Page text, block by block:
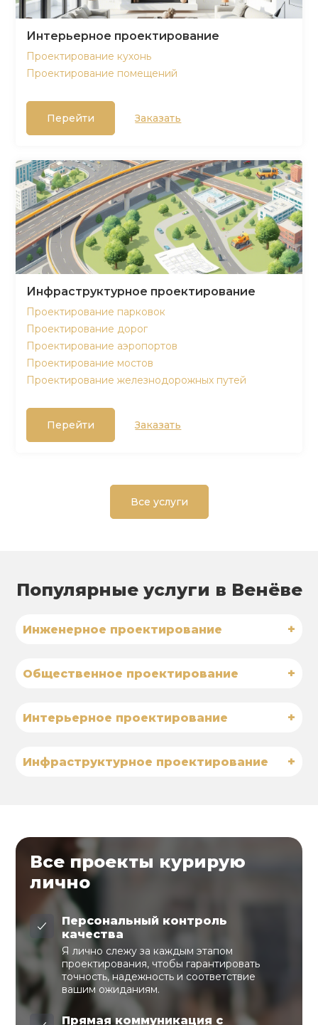
Интерьерное проектирование
Проектирование кухонь
Проектирование помещений
Перейти Заказать
Инфраструктурное проектирование
Проектирование парковок
Проектирование дорог
Проектирование аэропортов
Проектирование мостов
Проектирование железнодорожных путей
Перейти Заказать
Все услуги
Популярные услуги в Венёве
Инженерное проектирование +
Общественное проектирование +
Интерьерное проектирование +
Инфраструктурное проектирование +
Все проекты курирую
лично
Персональный контроль
качества
Я лично слежу за каждым этапом
проектирования, чтобы гарантировать
точность, надежность и соответствие
вашим ожиданиям.
Прямая коммуникация с